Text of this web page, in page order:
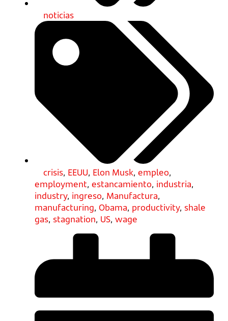
noticias
crisis, EEUU, Elon Musk, empleo,
employment, estancamiento, industria,
industry, ingreso, Manufactura,
manufacturing, Obama, productivity, shale
gas, stagnation, US, wage